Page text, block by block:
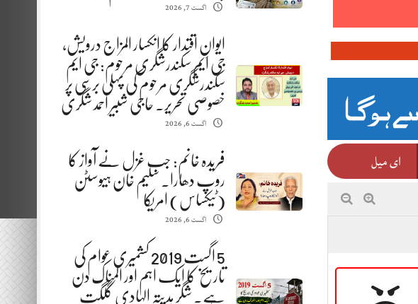
اگست 7, 2026
ایوانِ اقتدار کا انکسار المزاج درویش،
جی ایم سکندرشگری مرحوم: جی ایم
سکندرشگری مرحوم کی پہلی برسی پر
خصوصی تحریر. حاجی شبیر احمد شگری
اگست 6, 2026
فریدہ خانم: جب غزل نے آواز کا
روپ دھارا. سلیم خان ہیوسٹن
(ٹیکساس) امریکا
اگست 6, 2026
5 اگست 2019 کشمیری عوام کی
تاریخ کا ایک اہم اور المناک دن
ہے. شگر ہدیتہ الہادی گلگت
ای میل